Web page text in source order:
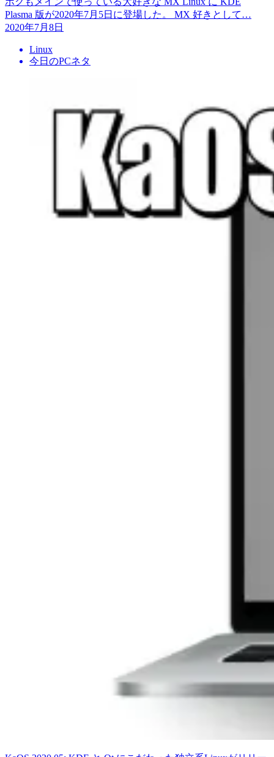
Plasma 版が2020年7月5日に登場した。 MX 好きとして…
2020年7月8日
Linux
今日のPCネタ